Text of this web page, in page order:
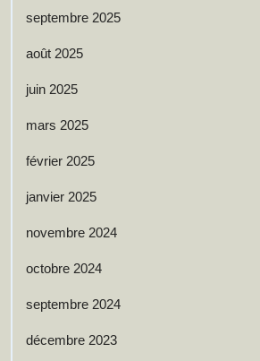
septembre 2025
août 2025
juin 2025
mars 2025
février 2025
janvier 2025
novembre 2024
octobre 2024
septembre 2024
décembre 2023